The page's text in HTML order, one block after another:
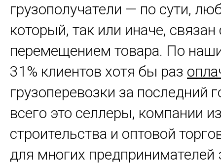
грузополучатели — по сути,
который, так или иначе, связан
перемещением товара. По
31% клиентов хотя бы раз
грузоперевозки за последний
всего это селлеры, компании
строительства и оптовой
для многих предпринимателей